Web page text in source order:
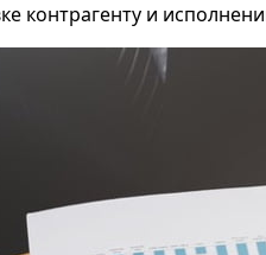
контрагенту и